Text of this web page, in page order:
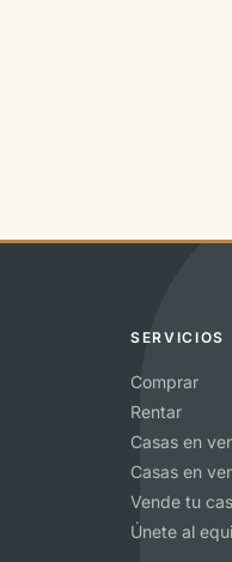
SERVICIOS
Comprar
Rentar
Casas en
Casas en
Vende tu
Únete al